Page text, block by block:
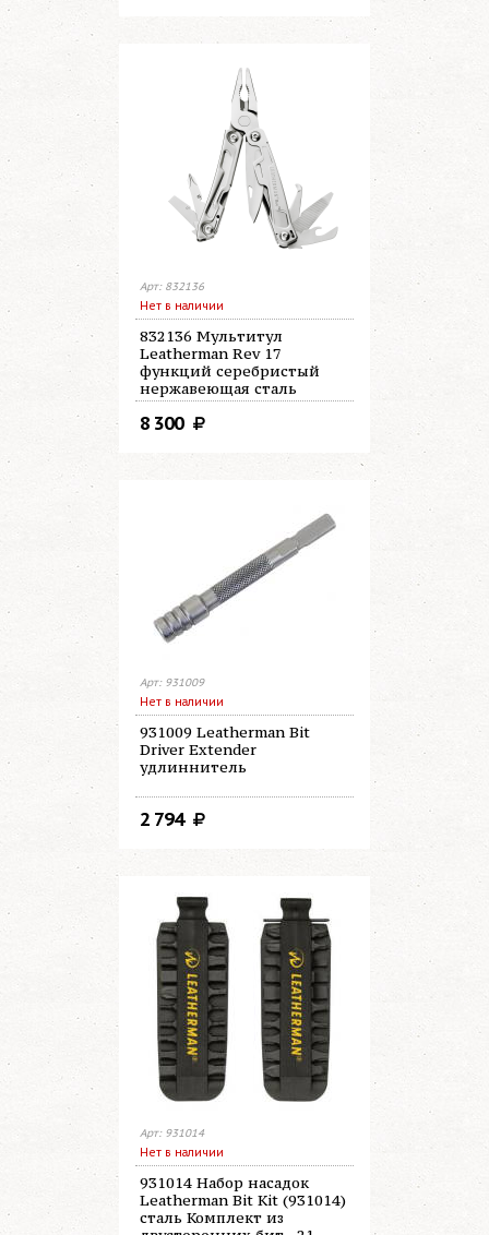
Арт: 832136
Нет в наличии
832136 Мультитул
Leatherman Rev 17
функций серебристый
нержавеющая сталь
8 300
Арт: 931009
Нет в наличии
931009 Leatherman Bit
Driver Extender
удлиннитель
2 794
Арт: 931014
Нет в наличии
931014 Набор насадок
Leatherman Bit Kit (931014)
сталь Комплект из